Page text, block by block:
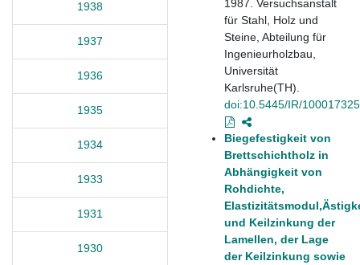
1938
1937
1936
1935
1934
1933
1931
1930
1987. Versuchsanstalt
für Stahl, Holz und
Steine, Abteilung für
Ingenieurholzbau,
Universität
Karlsruhe(TH).
doi:10.5445/IR/
Biegefestigkeit von
Brettschichtholz in
Abhängigkeit von
Rohdichte,
und Keilzinkung der
Lamellen, der Lage
der Keilzinkung sowie